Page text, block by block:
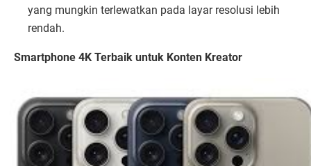
yang mungkin terlewatkan pada layar resolusi lebih
rendah.
Smartphone 4K Terbaik untuk Konten Kreator